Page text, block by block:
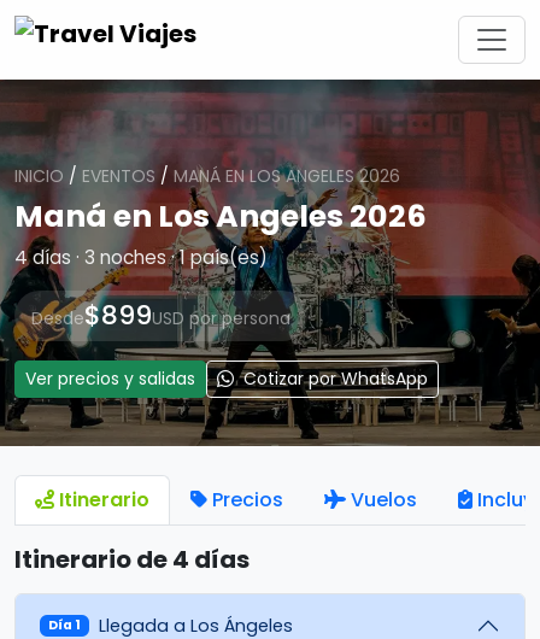
INICIO / EVENTOS / MANÁ EN LOS ANGELES 2026
Maná en Los Angeles 2026
4 días · 3 noches · 1 país(es)
Desde$899USD por persona
Ver precios y salidas Cotizar por WhatsApp
Itinerario Precios Vuelos
Itinerario de 4 días
Día 1 Llegada a Los Ángeles